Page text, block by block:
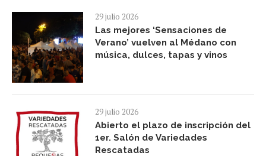
29 julio 2026
Las mejores ‘Sensaciones de
Verano’ vuelven al Médano con
música, dulces, tapas y vinos
29 julio 2026
Abierto el plazo de inscripción del
1er. Salón de Variedades
Rescatadas